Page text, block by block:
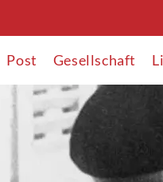
Post Gesellschaft